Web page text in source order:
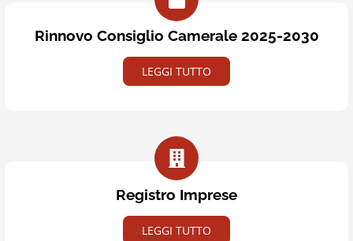
Rinnovo Consiglio Camerale 2025-2030
LEGGI TUTTO
Registro Imprese
LEGGI TUTTO